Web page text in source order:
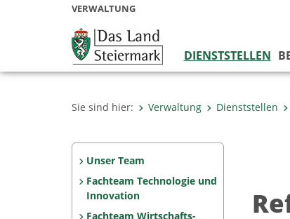
VERWALTUNG
DIENSTSTELLEN
Sie sind hier: Verwaltung Dienststellen
Unser Team
Fachteam Technologie und
Innovation
Fachteam Wirtschafts-